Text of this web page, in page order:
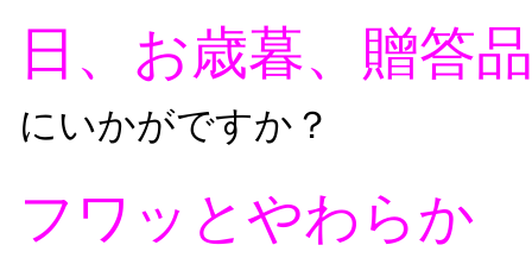
日、お歳暮、贈答品
にいかがですか？
フワッとやわらか